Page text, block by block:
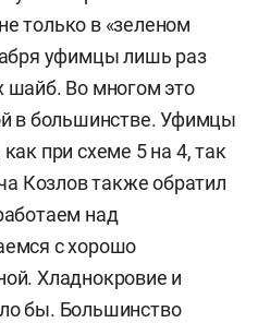
только в «зеленом
уфимцы лишь раз
шайб. Во многом это
в большинстве. Уфимцы
при схеме 5 на 4, так
Козлов также обратил
над
с хорошо
Хладнокровие и
бы. Большинство